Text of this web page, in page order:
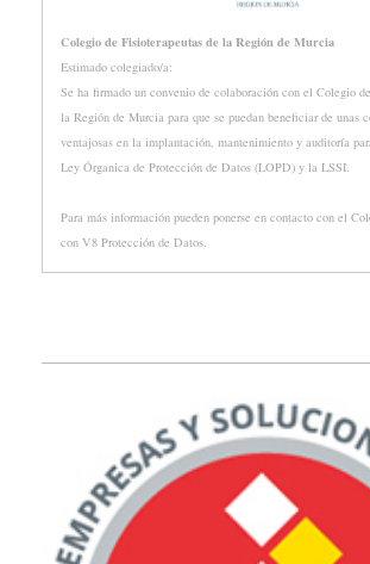
Colegio de Fisioterapeutas de la Región de Murcia
Estimado colegiado/a:
Se ha firmado un convenio de colaboración con el Colegio
la Región de Murcia para que se puedan beneficiar de unas
ventajosas en la implantación, mantenimiento y auditoría
Ley Órganica de Protección de Datos (LOPD) y la LSSI.
Para más información pueden ponerse en contacto con el
con V8 Protección de Datos.